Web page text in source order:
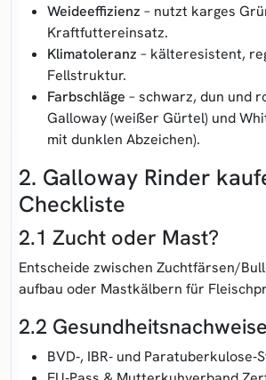
Weideeffizienz – nutzt karges
Kraftfutter­einsatz.
Klimatoleranz – kälte­resistent,
Fellstruktur.
Farbschläge – schwarz, dun und
Galloway (weißer Gürtel) und
mit dunklen Abzeichen).
2. Galloway Rinder
Checkliste
2.1 Zucht oder Mast?
Entscheide zwischen Zuchtfärsen/
aufbau oder Mastkälbern für
2.2 Gesundheits­nachweise
BVD‑, IBR‑ und